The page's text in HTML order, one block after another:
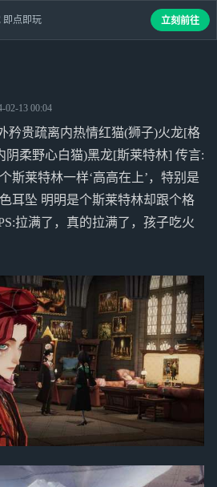
02-13 00:04
矜贵疏离内热情红猫(狮子)火龙[格
阴柔野心白猫)黑龙[斯莱特林] 传言:
斯莱特林一样‘高高在上’，特别是
耳坠 明明是个斯莱特林却跟个格
拉满了，真的拉满了，孩子吃火
即点即玩 立刻前往